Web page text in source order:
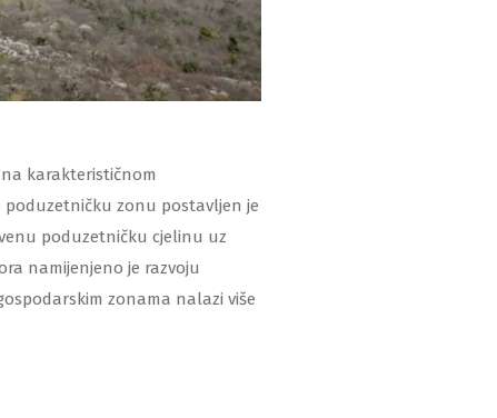
karakterističnom
poduzetničku zonu postavljen je
poduzetničku cjelinu uz
namijenjeno je razvoju
zonama nalazi više